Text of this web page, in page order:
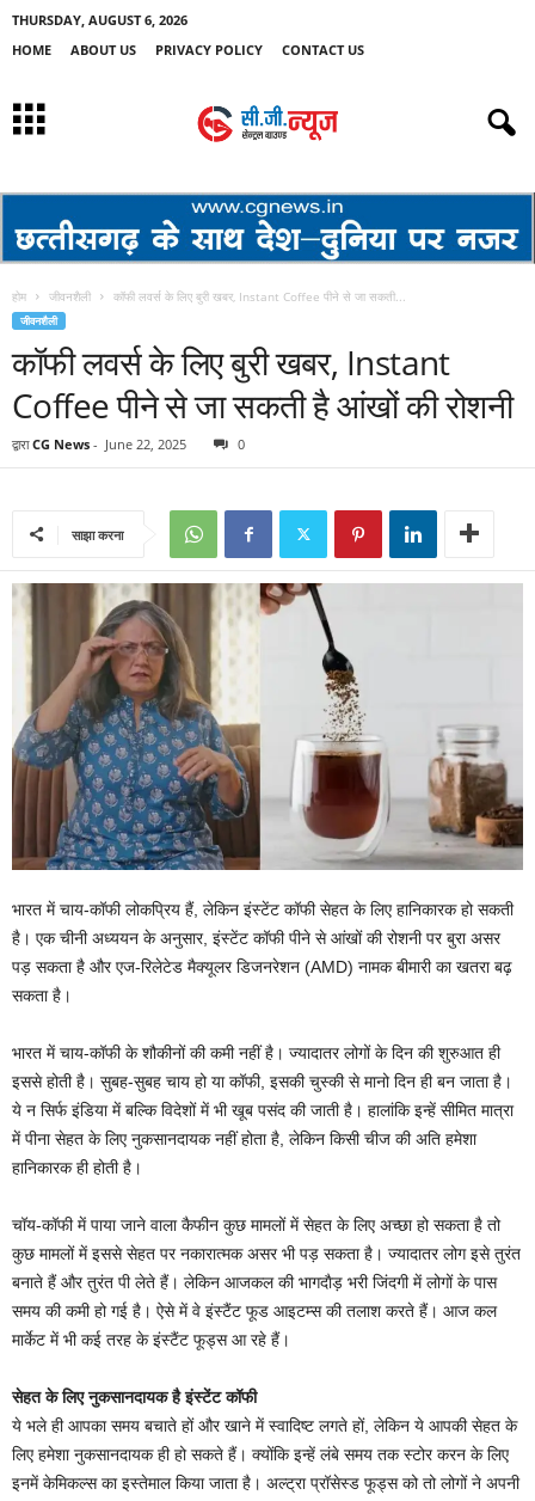
THURSDAY, AUGUST 6, 2026
HOME
ABOUT US PRIVACY POLICY CONTACT US
होम जीवनशैली कॉफी लवर्स के लिए बुरी खबर, Instant Coffee पीने से जा सकती...
जीवनशैली
कॉफी लवर्स के लिए बुरी खबर, Instant
Coffee पीने से जा सकती है आंखों की रोशनी
द्वारा CG News - June 22, 2025 0
साझा करना
भारत में चाय-कॉफी लोकप्रिय हैं, लेकिन इंस्टेंट कॉफी सेहत के लिए हानिकारक हो सकती
है। एक चीनी अध्ययन के अनुसार, इंस्टेंट कॉफी पीने से आंखों की रोशनी पर बुरा असर
पड़ सकता है और एज-रिलेटेड मैक्यूलर डिजनरेशन (AMD) नामक बीमारी का खतरा बढ़
सकता है।
भारत में चाय-कॉफी के शौकीनों की कमी नहीं है। ज्‍यादातर लोगों के द‍िन की शुरुआत ही
इससे होती है। सुबह-सुबह चाय हो या कॉफी, इसकी चुस्‍की से मानो द‍िन ही बन जाता है।
ये न स‍िर्फ इंड‍िया में बल्कि व‍िदेशों में भी खूब पसंद की जाती है। हालांक‍ि इन्‍हें सीमित मात्रा
में पीना सेहत के लिए नुकसानदायक नहीं होता है, लेकिन क‍िसी चीज की अत‍ि हमेशा
हान‍िकारक ही होती है।
चॉय-कॉफी में पाया जाने वाला कैफीन कुछ मामलों में सेहत के लिए अच्छा हो सकता है तो
कुछ मामलों में इससे सेहत पर नकारात्मक असर भी पड़ सकता है। ज्‍यादातर लोग इसे तुरंत
बनाते हैं और तुरंत पी लेते हैं। लेक‍िन आजकल की भागदाैड़ भरी ज‍िंदगी में लोगों के पास
समय की कमी हो गई है। ऐसे में वे इंस्‍टैंट फूड आइटम्‍स की तलाश करते हैं। आज कल
मार्केट में भी कई तरह के इंस्‍टैंट फूड्स आ रहे हैं।
सेहत के ल‍िए नुकसानदायक है इंस्‍टेंट कॉफी
ये भले ही आपका समय बचाते हों और खाने में स्‍वाद‍िष्‍ट लगते हों, लेक‍िन ये आपकी सेहत के
ल‍िए हमेशा नुकसानदायक ही हो सकते हैं। क्‍योंक‍ि इन्‍हें लंबे समय तक स्‍टोर करन के लि‍ए
इनमें केम‍िकल्‍स का इस्‍तेमाल क‍िया जाता है। अल्‍ट्रा प्रॉसेस्‍ड फूड्स को तो लोगों ने अपनी